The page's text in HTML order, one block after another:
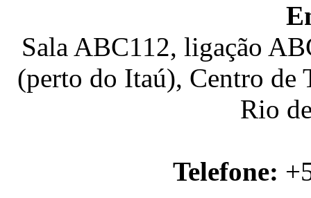
Sala ABC112, ligação
(perto do Itaú), Centro de
Rio
Telefone: